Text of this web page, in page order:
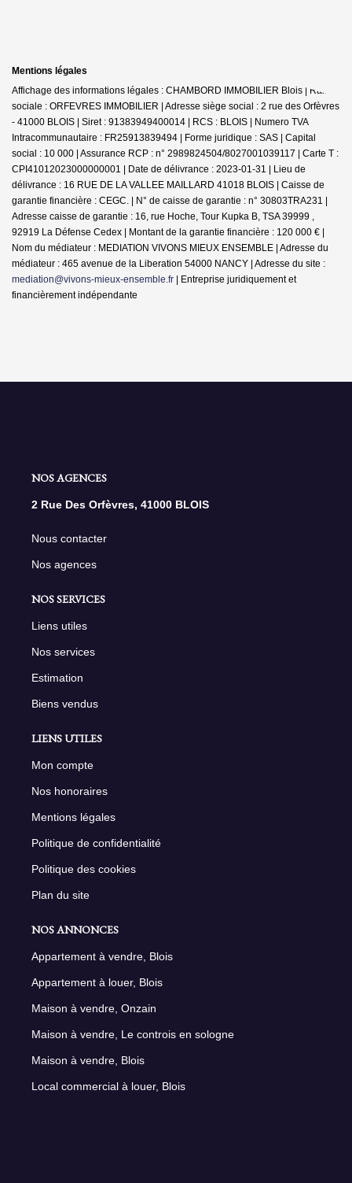
Mentions légales
Affichage des informations légales : CHAMBORD IMMOBILIER Blois | Raison
sociale : ORFEVRES IMMOBILIER | Adresse siège social : 2 rue des Orfèvres
- 41000 BLOIS | Siret : 91383949400014 | RCS : BLOIS | Numero TVA
Intracommunautaire : FR25913839494 | Forme juridique : SAS | Capital
social : 10 000 | Assurance RCP : n° 2989824504/8027001039117 | Carte T :
CPI41012023000000001 | Date de délivrance : 2023-01-31 | Lieu de
délivrance : 16 RUE DE LA VALLEE MAILLARD 41018 BLOIS | Caisse de
garantie financière : CEGC. | N° de caisse de garantie : n° 30803TRA231 |
Adresse caisse de garantie : 16, rue Hoche, Tour Kupka B, TSA 39999 ,
92919 La Défense Cedex | Montant de la garantie financière : 120 000 € |
Nom du médiateur : MEDIATION VIVONS MIEUX ENSEMBLE | Adresse du
médiateur : 465 avenue de la Liberation 54000 NANCY | Adresse du site :
mediation@vivons-mieux-ensemble.fr | Entreprise juridiquement et
financièrement indépendante
NOS AGENCES
2 Rue Des Orfèvres, 41000 BLOIS
Nous contacter
Nos agences
NOS SERVICES
Liens utiles
Nos services
Estimation
Biens vendus
LIENS UTILES
Mon compte
Nos honoraires
Mentions légales
Politique de confidentialité
Politique des cookies
Plan du site
NOS ANNONCES
Appartement à vendre, Blois
Appartement à louer, Blois
Maison à vendre, Onzain
Maison à vendre, Le controis en sologne
Maison à vendre, Blois
Local commercial à louer, Blois